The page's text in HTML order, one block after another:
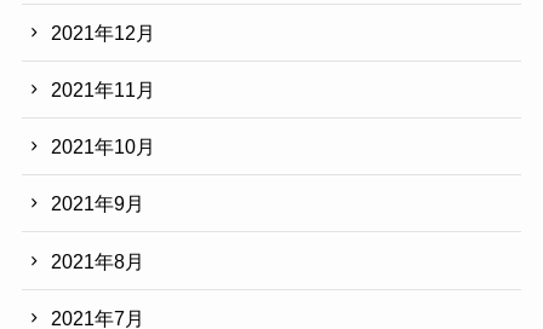
2021年12月
2021年11月
2021年10月
2021年9月
2021年8月
2021年7月